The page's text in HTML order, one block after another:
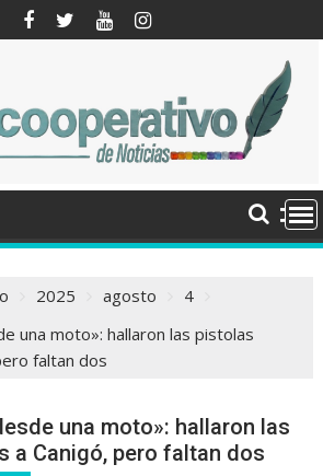
2025 agosto
4
una moto»: hallaron las pistolas
faltan dos
una moto»: hallaron las
a Canigó, pero faltan dos